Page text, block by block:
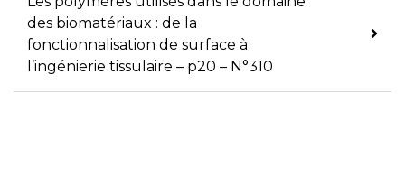
des biomatériaux : de la
fonctionnalisation de surface à
l’ingénierie tissulaire – p20 – N°310